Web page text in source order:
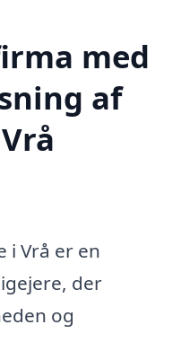
med
af
i Vrå er en
der
og